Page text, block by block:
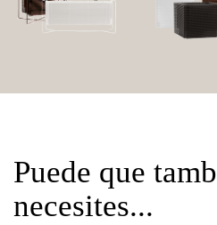
Puede que
necesites...